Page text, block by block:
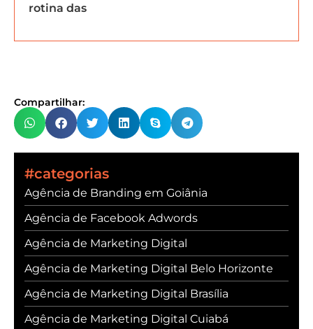
rotina das
Compartilhar:
#categorias
Agência de Branding em Goiânia
Agência de Facebook Adwords
Agência de Marketing Digital
Agência de Marketing Digital Belo Horizonte
Agência de Marketing Digital Brasília
Agência de Marketing Digital Cuiabá